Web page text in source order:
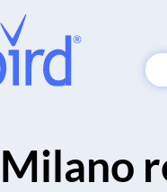
Milano